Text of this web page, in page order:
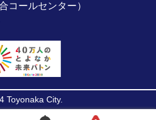
コールセンター）
Toyonaka City.